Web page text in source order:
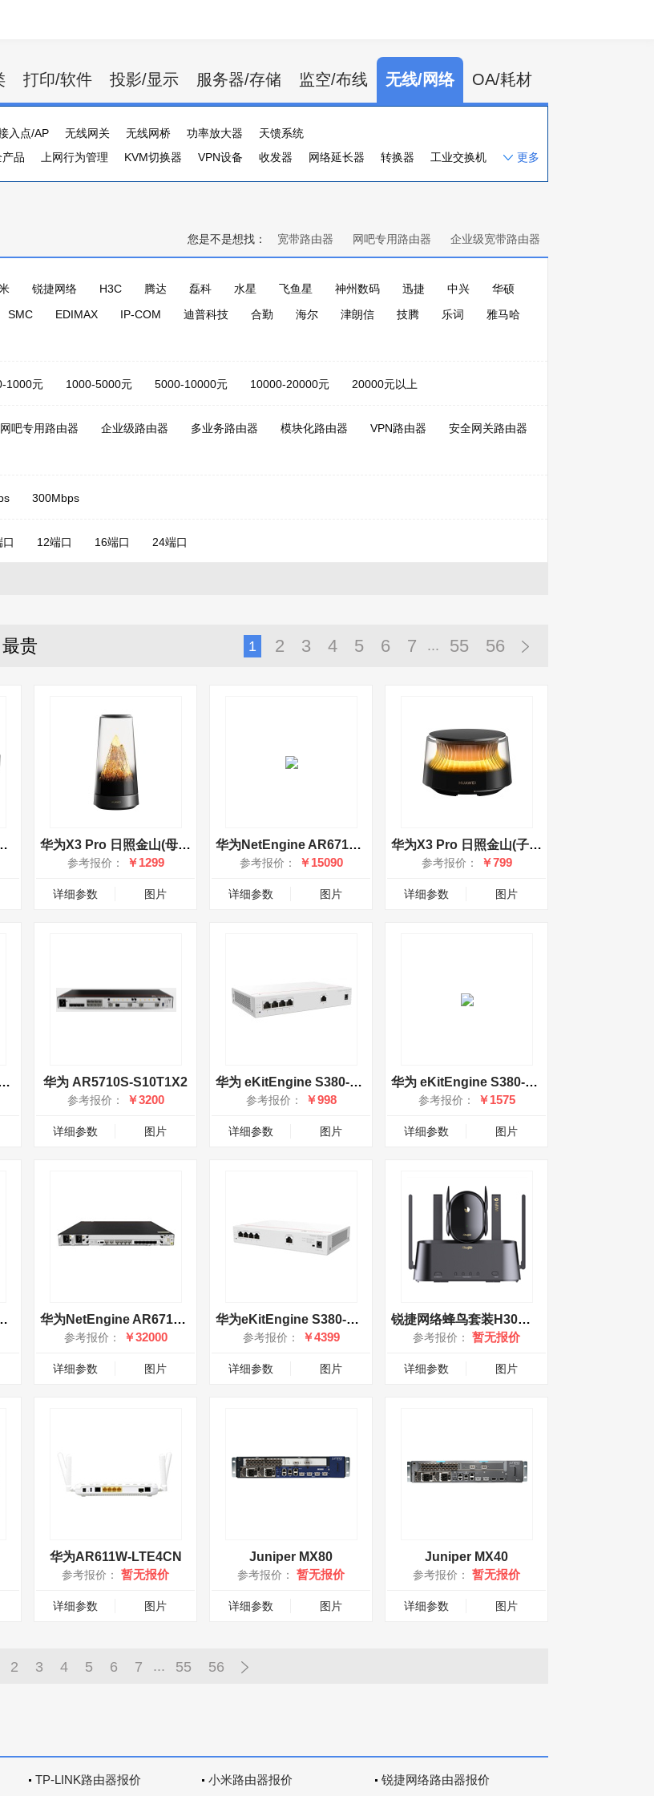
打印/软件 投影/显示 服务器/存储 监空/布线 无线/网络 OA/耗材
入点/AP 无线网关 无线网桥 功率放大器 天馈系统
品 上网行为管理 KVM切换器 VPN设备 收发器 网络延长器 转换器
工业交换机
衡器 邮件服务器管理 复用器 网络设备配件 模块接口卡 入侵检测
更多
您是不是想找： 宽带路由器 网吧专用路由器 企业级宽带路由器
锐捷网络 H3C 腾达 磊科 水星 飞鱼星 神州数码 迅捷 中兴
华硕
SMC EDIMAX IP-COM 迪普科技 合勤 海尔 津朗信 技腾 乐词
雅马哈
1000元 1000-5000元 5000-10000元 10000-20000元 20000元以上
网吧专用路由器 企业级路由器 多业务路由器 模块化路由器 VPN路由器
安全网关路由器
300Mbps
口 12端口 16端口 24端口
最贵 1 2 3 4 5 6 7 ... 55 56
S380-S8T2T 华为X3 Pro 日照金山(母路由)
参考报价： ￥1299
详细参数 图片
华为NetEngine AR6710-L50T2X4
参考报价： ￥15090
详细参数 图片
华为X3 Pro 日照金山(子路由)
参考报价： ￥799
详细参数 图片
AR6710-L26T2X4 华为 AR5710S-S10T1X2
参考报价： ￥3200
详细参数 图片
华为 eKitEngine S380-L4T1T
参考报价： ￥998
详细参数 图片
华为 eKitEngine S380-S8P2T
参考报价： ￥1575
详细参数 图片
S380-L4P1T 华为NetEngine AR6710-H4T4X2Y7
参考报价： ￥32000
详细参数 图片
华为eKitEngine S380-H8T3ST
参考报价： ￥4399
详细参数 图片
锐捷网络蜂鸟套装H30（1+1）
参考报价： 暂无报价
详细参数 图片
华为AR611W-LTE4CN
参考报价： 暂无报价
详细参数 图片
Juniper MX80
参考报价： 暂无报价
详细参数 图片
Juniper MX40
参考报价： 暂无报价
详细参数 图片
2 3 4 5 6 7 ... 55 56
TP-LINK路由器报价 小米路由器报价 锐捷网络路由器报价